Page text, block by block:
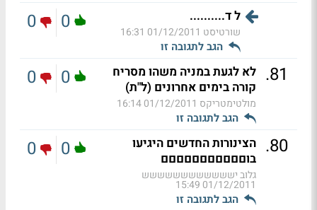
ל ד..........
שורטיסט 01/12/2011 16:31
הגב לתגובה זו
0
0
81
. לא לגעת במניה משהו מסריח
קורה בימים אחרונים (ל"ת)
מולטימטריקס 01/12/2011 16:14
הגב לתגובה זו
0
0
80
. הצינורות החדשים היגיעו
בוםםםםםםםםםםם
גלוב ישששששששששששש
01/12/2011 15:49
הגב לתגובה זו
0
0